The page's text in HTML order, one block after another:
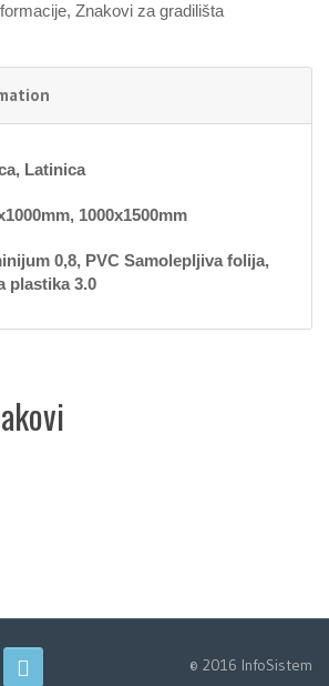
, Znakovi za gradilišta
Latinica
1000x1500mm
0,8, PVC Samolepljiva folija,
plastika 3.0
© 2016 InfoSistem